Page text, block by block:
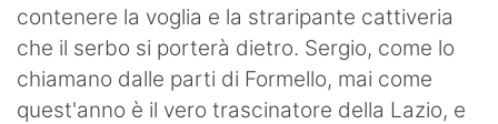
contenere la voglia e la straripante cattiveria
che il serbo si porterà dietro. Sergio, come lo
chiamano dalle parti di Formello, mai come
quest'anno è il vero trascinatore della Lazio, e